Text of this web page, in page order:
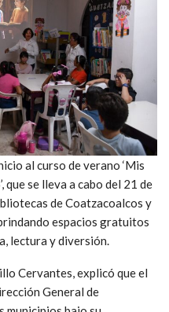
al curso de verano ‘Mis
que se lleva a cabo del 21 de
de Coatzacoalcos y
espacios gratuitos
lectura y diversión.
Cervantes, explicó que el
General de